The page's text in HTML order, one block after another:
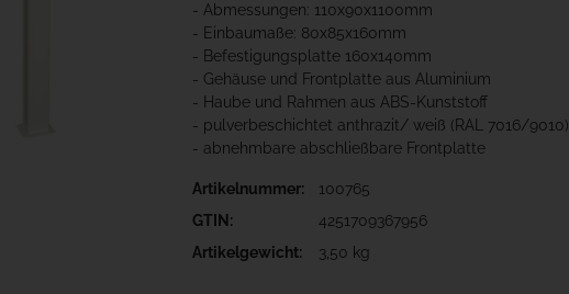
- Abmessungen: 110x90x1100mm
- Einbaumaße: 80x85x160mm
- Befestigungsplatte 160x140mm
- Gehäuse und Frontplatte aus Aluminium
- Haube und Rahmen aus ABS-Kunststoff
- pulverbeschichtet anthrazit/ weiß (RAL 7016/9010)
- abnehmbare abschließbare Frontplatte
Artikelnummer:
100765
GTIN:
4251709367956
Artikelgewicht:
3,50 kg